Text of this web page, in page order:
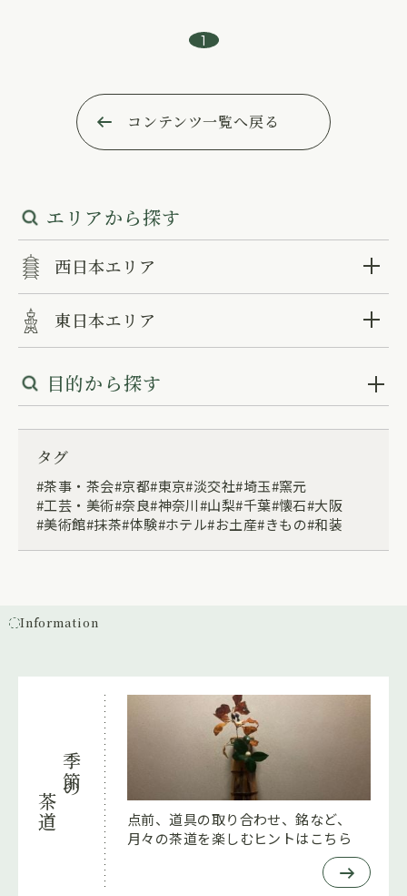
1
コンテンツ一覧へ戻る
エリアから探す
西日本エリア
東日本エリア
目的から探す
タグ
茶事・茶会 京都 東京 淡交社 埼玉 窯元
工芸・美術 奈良 神奈川 山梨 千葉 懐石 大阪
美術館 抹茶 体験 ホテル お土産 きもの 和装
Information
季節の
茶道
点前、道具の取り合わせ、銘など、
月々の茶道を楽しむヒントはこちら